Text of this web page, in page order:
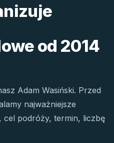
od 2014
Adam Wasiński. Przed
najważniejsze
cel podróży, termin, liczbę